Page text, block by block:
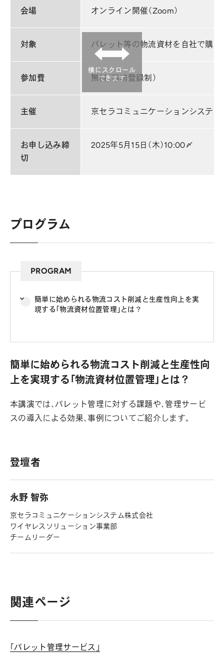
会場 オンライン開催（Zoom）
対象 パレット等の物流資材を自社で購入
参加費 無料（事前登録制）
主催 京セラコミュニケーションシステム
お申し込み締
切
2025年5月15日（木）10:00〆
横にスクロール
できます
プログラム
PROGRAM
簡単に始められる物流コスト削減と生産性向上を実
現する「物流資材位置管理」とは？
簡単に始められる物流コスト削減と生産性向
上を実現する「物流資材位置管理」とは？
本講演では、パレット管理に対する課題や、管理サービ
スの導入による効果、事例についてご紹介します。
登壇者
永野 智弥
京セラコミュニケーションシステム株式会社
ワイヤレスソリューション事業部
チームリーダー
関連ページ
「パレット管理サービス」